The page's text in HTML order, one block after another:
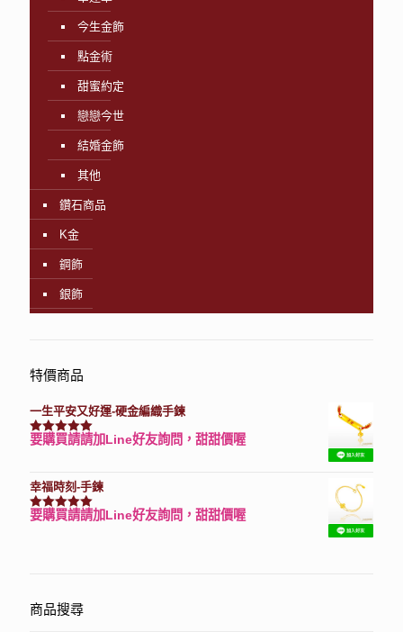
今生金飾
點金術
甜蜜約定
戀戀今世
結婚金飾
其他
鑽石商品
K金
鋼飾
銀飾
特價商品
一生平安又好運-硬金編織手鍊
評分7740滿分 5
要購買請請加Line好友詢問，甜甜價喔
幸福時刻-手鍊
評分3150滿分 5
要購買請請加Line好友詢問，甜甜價喔
商品搜尋